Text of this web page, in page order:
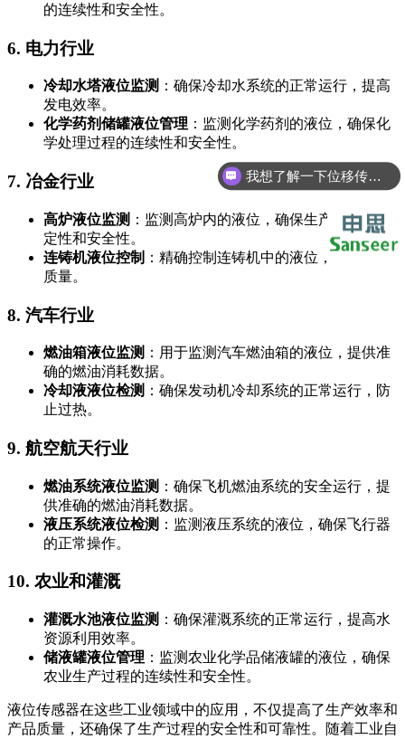
的连续性和安全性。
6. 电力行业
冷却水塔液位监测 ：确保冷却水系统的正常运行，提高
发电效率。
化学药剂储罐液位管理 ：监测化学药剂的液位，确保化
学处理过程的连续性和安全性。
7. 冶金行业
高炉液位监测 ：监测高炉内的液位，确保生产过程的稳
定性和安全性。
连铸机液位控制 ：精确控制连铸机中的液位，提高铸坯
质量。
8. 汽车行业
燃油箱液位监测 ：用于监测汽车燃油箱的液位，提供准
确的燃油消耗数据。
冷却液液位检测 ：确保发动机冷却系统的正常运行，防
止过热。
9. 航空航天行业
燃油系统液位监测 ：确保飞机燃油系统的安全运行，提
供准确的燃油消耗数据。
液压系统液位检测 ：监测液压系统的液位，确保飞行器
的正常操作。
10. 农业和灌溉
灌溉水池液位监测 ：确保灌溉系统的正常运行，提高水
资源利用效率。
储液罐液位管理 ：监测农业化学品储液罐的液位，确保
农业生产过程的连续性和安全性。
液位传感器在这些工业领域中的应用，不仅提高了生产效率和
产品质量，还确保了生产过程的安全性和可靠性。随着工业自
我想了解一下位移传感器